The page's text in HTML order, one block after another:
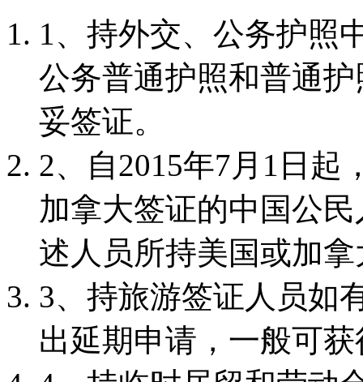
1、持外交、公务护照
公务普通护照和普通
妥签证。
2、自2015年7月1日起
加拿大签证的中国公
述人员所持美国或加
3、持旅游签证人员如
出延期申请，一般可